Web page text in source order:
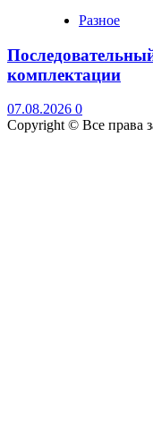
Разное
комплектации
07.08.2026 0
Copyright © Все права